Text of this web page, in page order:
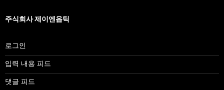
주식회사 제이엔옵틱
로그인
입력 내용 피드
댓글 피드